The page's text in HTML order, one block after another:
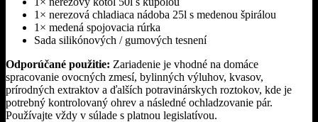
1× nerezová chladiaca nádoba 25l s medenou špirálou
1× medená spojovacia rúrka
Sada silikónových / gumových tesnení
Odporúčané použitie: Zariadenie je vhodné na domáce
spracovanie ovocných zmesí, bylinných výluhov, kvasov,
prírodných extraktov a ďalších potravinárskych roztokov, kde je
potrebný kontrolovaný ohrev a následné ochladzovanie pár.
Používajte vždy v súlade s platnou legislatívou.